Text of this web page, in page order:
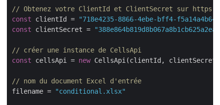
// Obtenez votre ClientId et ClientSecret sur
const clientId =
"718e4235-8866-4ebe-bff4-
const clientSecret =
// créer une instance de CellsApi
const cellsApi = new CellsApi(clientId,
// nom du document Excel d'entrée
filename =
"conditional.xlsx"